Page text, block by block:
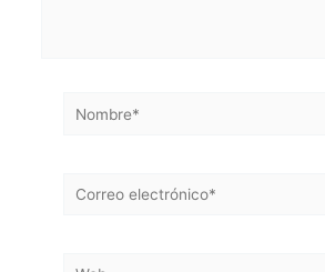
Nombre*
Correo
Web